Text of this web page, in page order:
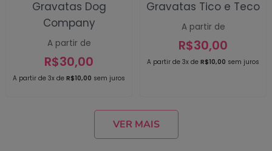
A partir de 3x de R$10,00 sem juros
Gravatas Dog
Company
A partir de
R$30,00 A partir de 3x de R$10,00 sem juros
Gravatas Tico e Teco
A partir de
R$30,00
VER MAIS